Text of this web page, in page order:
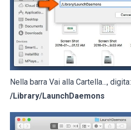
Nella barra Vai alla Cartella..., digita:
/Library/LaunchDaemons